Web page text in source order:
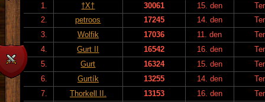
1.
†X† 30061 15. den
2.
petroos 17245 14. den
3.
Wolfik 17036 11. den
4.
Gurt II 16542 16. den
5.
Gurt 16324 15. den
6.
Gurtík 13255 14. den
7.
Thorkell II. 13153 16. den